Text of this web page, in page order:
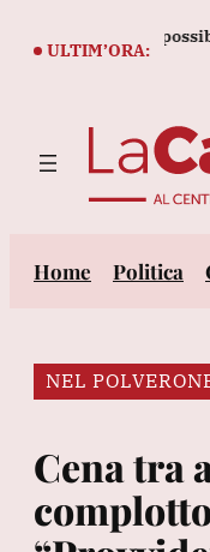
ULTIM’ORA:
per un
Home Politica
NEL
Cena tra